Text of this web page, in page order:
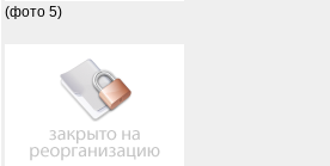
(фото 5)